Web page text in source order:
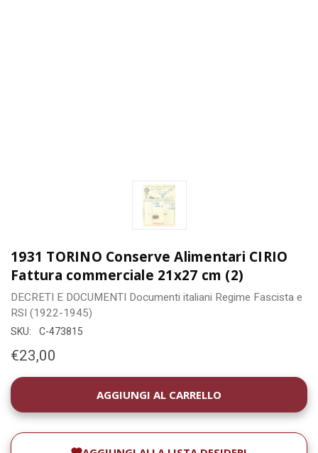
1931 TORINO Conserve Alimentari CIRIO
Fattura commerciale 21x27 cm (2)
DECRETI E DOCUMENTI Documenti italiani Regime Fascista e
RSI (1922-1945)
SKU: C-473815
€23,00
DISPONIBILITÀ
ATTUALE: